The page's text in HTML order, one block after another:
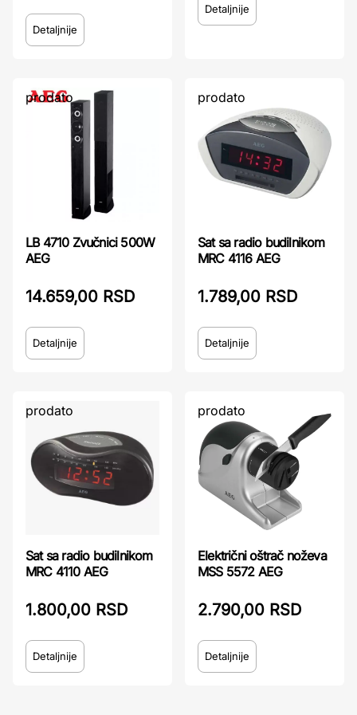
Detaljnije
Detaljnije
prodato
LB 4710 Zvučnici 500W
AEG
14.659,00 RSD
Detaljnije
prodato
Sat sa radio budilnikom
MRC 4116 AEG
1.789,00 RSD
Detaljnije
prodato
Sat sa radio budilnikom
MRC 4110 AEG
1.800,00 RSD
Detaljnije
prodato
Električni oštrač noževa
MSS 5572 AEG
2.790,00 RSD
Detaljnije